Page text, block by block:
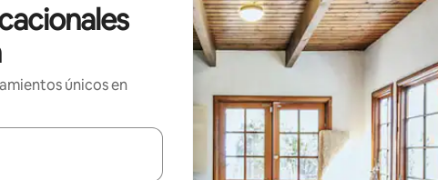
únicos en
disponibles, navega con las teclas de flecha hacia arriba y hacia abajo